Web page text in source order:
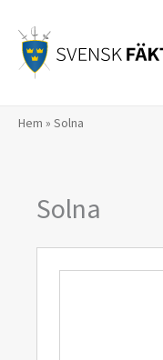
innehåll
Hem » Solna
Solna